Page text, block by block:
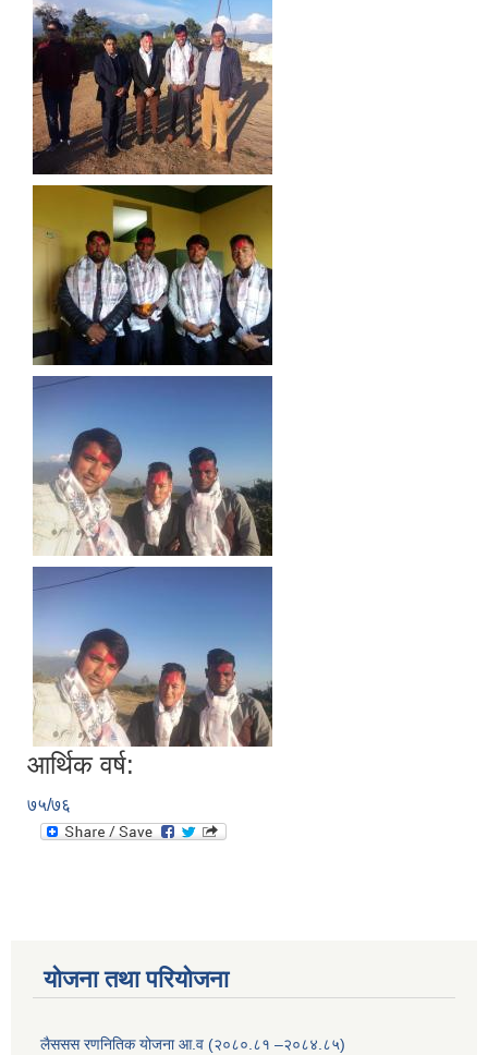
आर्थिक वर्ष:
७५/७६
योजना तथा परियोजना
लैससस रणनितिक योजना आ.व (२०८०.८१ –२०८४.८५)